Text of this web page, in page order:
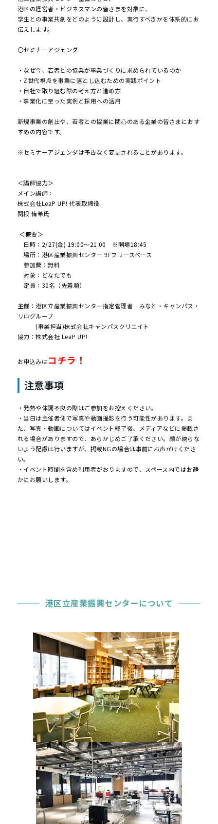
港区の経営者・ビジネスマンの皆さまを対象に、
学生との事業共創をどのように設計し、実行すべきかを体系的にお
伝えします。
〇セミナーアジェンダ
・なぜ今、若者との協業が事業づくりに求められているのか
・Z世代視点を事業に落とし込むための実践ポイント
・自社で取り組む際の考え方と進め方
・事業化に至った実例と採用への活用
新規事業の創出や、若者との協業に関心のある企業の皆さまにおす
すめの内容です。
※セミナーアジェンダは予告なく変更されることがあります。
＜講師協力＞
メイン講師：
株式会社LeaP UP! 代表取締役
関根 侑希氏
＜概要＞
日時：2/27(金) 19:00〜21:00 ※開場18:45
場所：港区産業振興センター 9Fフリースペース
参加費：無料
対象：どなたでも
定員：30名（先着順）
主催：港区立産業振興センター指定管理者 みなと・キャンパス・
リログループ
(事業担当)株式会社キャンパスクリエイト
協力：株式会社 LeaP UP!
お申込みはコチラ！
注意事項
・発熱や体調不良の際はご参加をお控えください。
・当日は主催者側で写真や動画撮影を行う可能性があります。ま
た、写真・動画についてはイベント終了後、メディアなどに掲載さ
れる場合がありますので、あらかじめご了承ください。顔が映らな
いよう配慮は行いますが、掲載NGの場合は事前にお声がけくださ
い。
・イベント時間を含め利用者がおりますので、スペース内ではお静
かにお願いします。
港区立産業振興センターについて